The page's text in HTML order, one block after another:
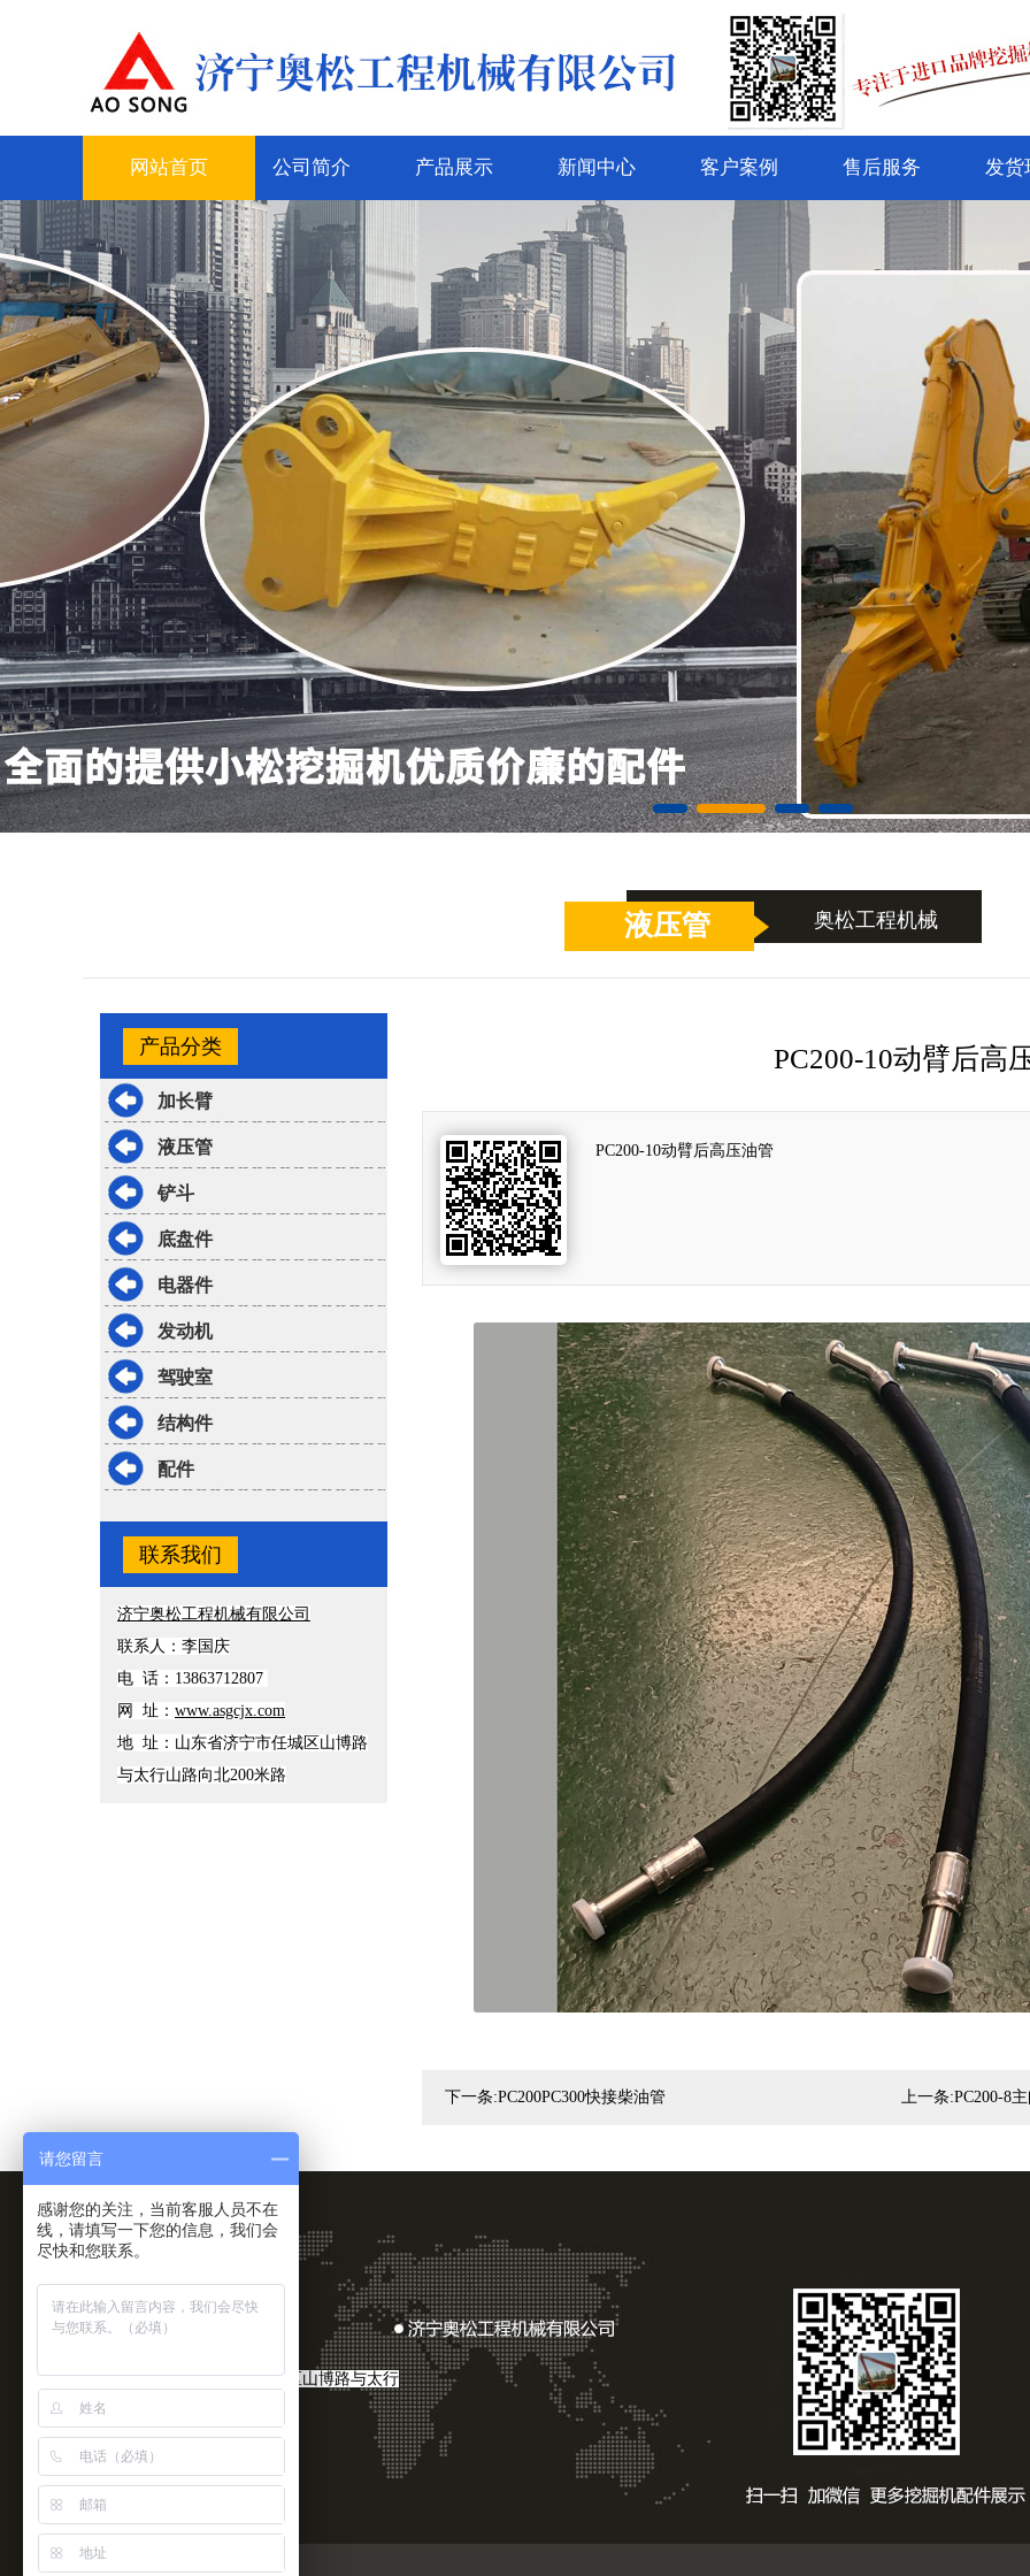
网站首页 公司简介 产品展示 新闻中心 客户案例 售后服务 发货
液压管 奥松工程机械
产品分类
加长臂
液压管
铲斗
底盘件
电器件
发动机
驾驶室
结构件
配件
联系我们
济宁奥松工程机械有限公司
联系人：李国庆
电 话：13863712807
网 址： www.asgcjx.com
地 址：山东省济宁市任城区山博路
与太行山路向北200米路
PC200-10动臂后高
PC200-10动臂后高压油管
下一条:PC200PC300快接柴油管 上一条:PC200-8
济宁奥松工程机械有限公司
联系人：李国庆
电 话：13863712807
地 址：山东省济宁市任城区山博路与太行
山路向北200米路
鲁ICP备
请您留言
感谢您的关注，当前客服人员不在
线，请填写一下您的信息，我们会
尽快和您联系。